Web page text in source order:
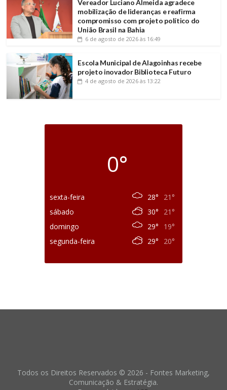
Vereador Luciano Almeida agradece
mobilização de lideranças e reafirma
compromisso com projeto político do
União Brasil na Bahia
6 de agosto de 2026 às 16:49
Escola Municipal de Alagoinhas recebe
projeto inovador Biblioteca Futuro
4 de agosto de 2026 às 13:22
0°
sexta-feira 28°
21°
sábado
30°
21°
domingo
29°
19°
segunda-feira
29° 20°
Todos os Direitos Reservados © 2026 - Fontes Marketing,
Comunicação & Estratégia.